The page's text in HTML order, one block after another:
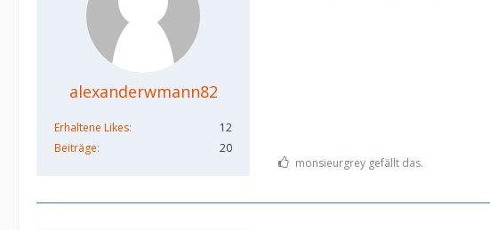
alexanderwmann82
Erhaltene Likes
12
Beiträge
20
monsieurgrey gefällt das.